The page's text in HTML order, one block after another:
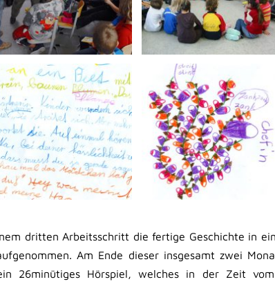
dritten Arbeitsschritt die fertige Geschichte in
Am Ende dieser insgesamt zwei
26minütiges Hörspiel, welches in der Zeit